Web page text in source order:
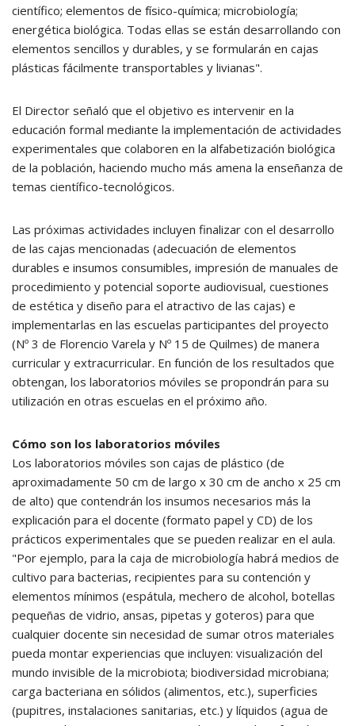
científico; elementos de físico-química; microbiología;
energética biológica. Todas ellas se están desarrollando con
elementos sencillos y durables, y se formularán en cajas
plásticas fácilmente transportables y livianas".
El Director señaló que el objetivo es intervenir en la
educación formal mediante la implementación de actividades
experimentales que colaboren en la alfabetización biológica
de la población, haciendo mucho más amena la enseñanza de
temas científico-tecnológicos.
Las próximas actividades incluyen finalizar con el desarrollo
de las cajas mencionadas (adecuación de elementos
durables e insumos consumibles, impresión de manuales de
procedimiento y potencial soporte audiovisual, cuestiones
de estética y diseño para el atractivo de las cajas) e
implementarlas en las escuelas participantes del proyecto
(Nº 3 de Florencio Varela y Nº 15 de Quilmes) de manera
curricular y extracurricular. En función de los resultados que
obtengan, los laboratorios móviles se propondrán para su
utilización en otras escuelas en el próximo año.
Cómo son los laboratorios móviles
Los laboratorios móviles son cajas de plástico (de
aproximadamente 50 cm de largo x 30 cm de ancho x 25 cm
de alto) que contendrán los insumos necesarios más la
explicación para el docente (formato papel y CD) de los
prácticos experimentales que se pueden realizar en el aula.
"Por ejemplo, para la caja de microbiología habrá medios de
cultivo para bacterias, recipientes para su contención y
elementos mínimos (espátula, mechero de alcohol, botellas
pequeñas de vidrio, ansas, pipetas y goteros) para que
cualquier docente sin necesidad de sumar otros materiales
pueda montar experiencias que incluyen: visualización del
mundo invisible de la microbiota; biodiversidad microbiana;
carga bacteriana en sólidos (alimentos, etc.), superficies
(pupitres, instalaciones sanitarias, etc.) y líquidos (agua de